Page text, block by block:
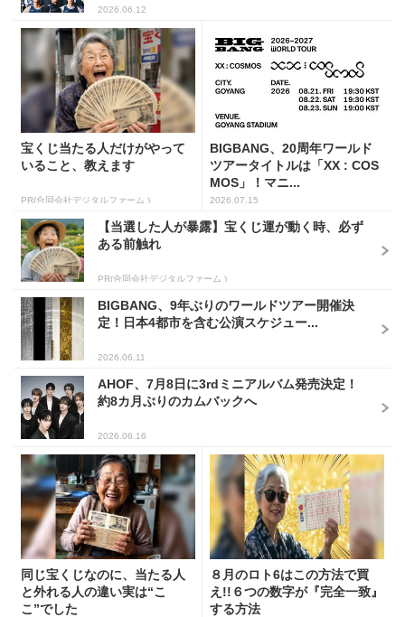
2026.06.12
宝くじ当たる人だけがやって
いること、教えます
PR(合同会社デジタルファーム )
BIGBANG、20周年ワールド
ツアータイトルは「XX : COS
MOS」！マニ...
2026.07.15
【当選した人が暴露】宝くじ運が動く時、必ず
ある前触れ
PR(合同会社デジタルファーム )
BIGBANG、9年ぶりのワールドツアー開催決
定！日本4都市を含む公演スケジュー...
2026.06.11
AHOF、7月8日に3rdミニアルバム発売決定！
約8カ月ぶりのカムバックへ
2026.06.16
同じ宝くじなのに、当たる人
と外れる人の違い実は“こ
こ”でした
８月のロト6はこの方法で買
え!!６つの数字が『完全一致』
する方法